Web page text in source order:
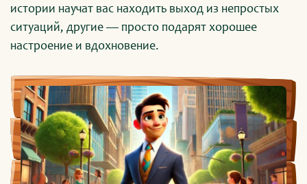
истории научат вас находить выход из непростых
ситуаций, другие — просто подарят хорошее
настроение и вдохновение.